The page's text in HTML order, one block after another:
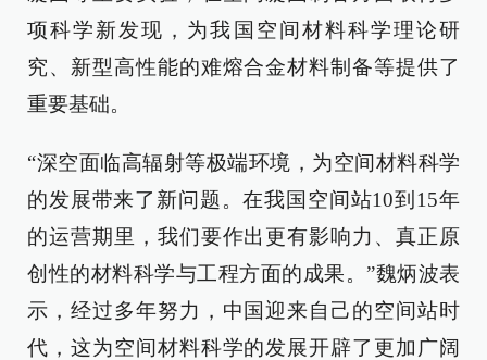
项科学新发现，为我国空间材料科学理论研
究、新型高性能的难熔合金材料制备等提供了
重要基础。
“深空面临高辐射等极端环境，为空间材料科学
的发展带来了新问题。在我国空间站10到15年
的运营期里，我们要作出更有影响力、真正原
创性的材料科学与工程方面的成果。”魏炳波表
示，经过多年努力，中国迎来自己的空间站时
代，这为空间材料科学的发展开辟了更加广阔